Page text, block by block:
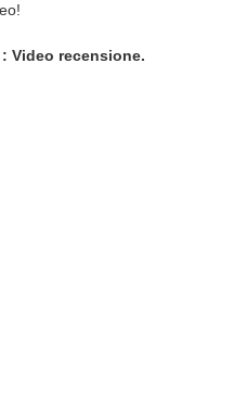
Video recensione.